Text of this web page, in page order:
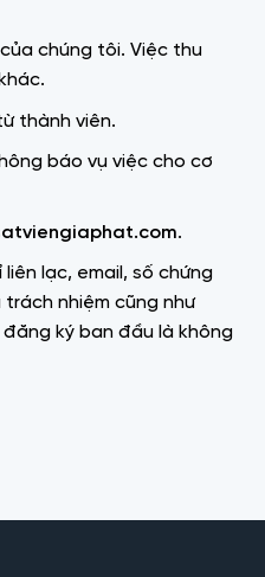
chúng tôi. Việc thu
thành viên.
báo vụ việc cho cơ
.
lạc, email, số chứng
nhiệm cũng như
ký ban đầu là không